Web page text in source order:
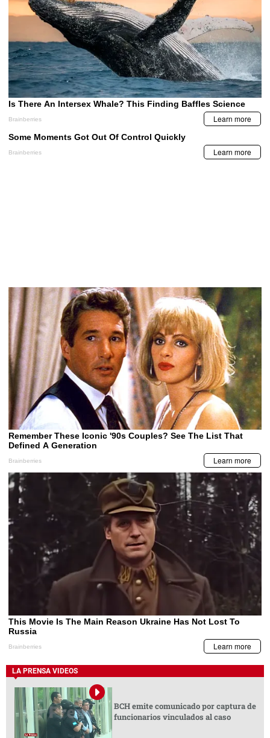
LA PRENSA VIDEOS
BCH emite comunicado por captura de
funcionarios vinculados al caso